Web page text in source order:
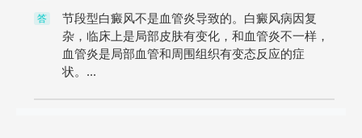
答
节段型白癜风不是血管炎导致的。白癜风病因复
杂，临床上是局部皮肤有变化，和血管炎不一样，
血管炎是局部血管和周围组织有变态反应的症
状。...